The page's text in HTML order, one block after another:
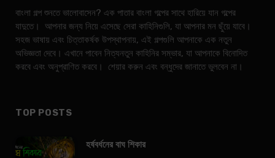
বাংলা গল্প শুনতে ভালোবাসেন? এক পাতার বাংলা গল্পের সাথে হারিয়ে যান গল্পের
যাদুতে। আপনার জন্য নিয়ে এসেছে সেরা কাহিনিগুলি, যা আপনার মন ছুঁয়ে যাবে।
সহজ ভাষায় এবং চিত্তাকর্ষক উপস্থাপনায়, এই গল্পগুলি আপনাকে এক নতুন
অভিজ্ঞতা দেবে। এখানে পাবেন নিত্যনতুন কাহিনির সম্ভার, যা আপনাকে বিনোদিত
করবে এবং অনুপ্রাণিত করবে। শেয়ার করুন এবং বন্ধুদের জানাতে ভুলবেন না।
TOP POSTS
হর্ষবর্ধনের বাঘ শিকার